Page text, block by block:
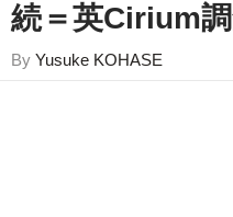
続＝英Cirium
By Yusuke KOHASE